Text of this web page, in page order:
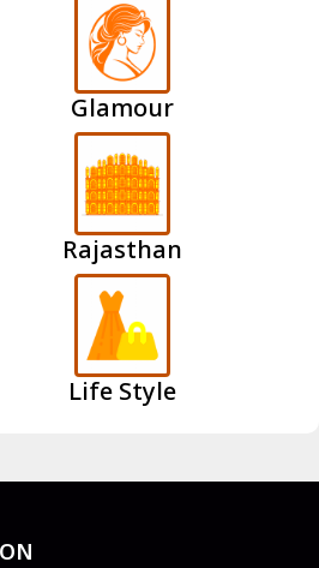
Glamour
Rajasthan
Life Style